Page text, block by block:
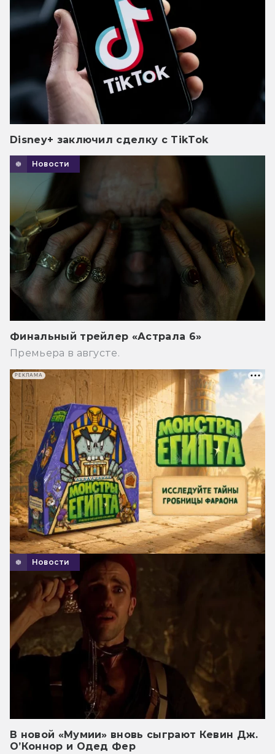
Disney+ заключил сделку с TikTok
Новости
Финальный трейлер «Астрала 6»
Премьера в августе.
Новости
В новой «Мумии» вновь сыграют Кевин Дж.
О’Коннор и Одед Фер
РЕКЛАМА